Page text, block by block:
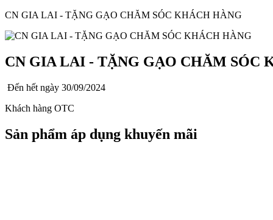
CN GIA LAI - TẶNG GẠO CHĂM SÓC KHÁCH HÀNG
CN GIA LAI - TẶNG GẠO CHĂM SÓC
Đến hết ngày 30/09/2024
Khách hàng OTC
Sản phẩm áp dụng khuyến mãi